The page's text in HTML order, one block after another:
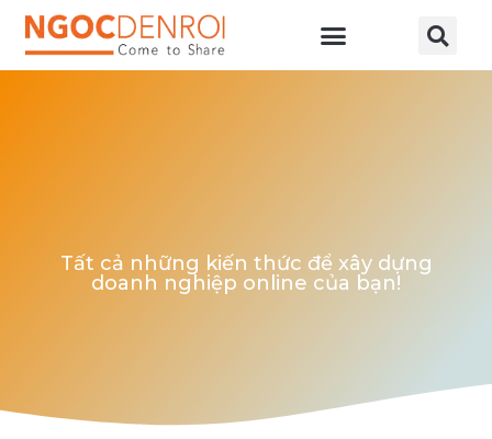
Tất cả những kiến thức để xây dựng
doanh nghiệp online của bạn!